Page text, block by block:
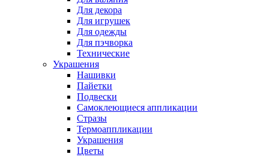
Для декора
Для игрушек
Для одежды
Для пэчворка
Технические
Украшения
Нашивки
Пайетки
Подвески
Самоклеющиеся аппликации
Стразы
Термоаппликации
Украшения
Цветы